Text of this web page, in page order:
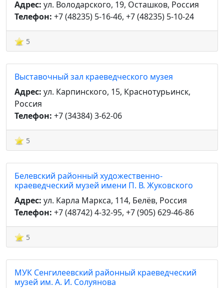
Адрес: ул. Володарского, 19, Осташков, Россия
Телефон: +7 (48235) 5-16-46, +7 (48235) 5-10-24
5
Выставочный зал краеведческого музея
Адрес: ул. Карпинского, 15, Краснотурьинск,
Россия
Телефон: +7 (34384) 3-62-06
5
Белевский районный художественно-
краеведческий музей имени П. В. Жуковского
Адрес: ул. Карла Маркса, 114, Белёв, Россия
Телефон: +7 (48742) 4-32-95, +7 (905) 629-46-86
5
МУК Сенгилеевский районный краеведческий
музей им. А. И. Солуянова